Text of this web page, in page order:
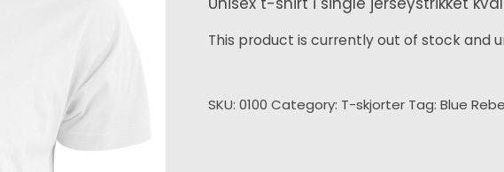
This product is currently out of stock and
SKU:0100 Category: T-skjorter Tag:Blue